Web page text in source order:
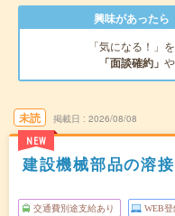
興味があったら
「気になる！」
「面談確約」 や
未読
NEW
掲載日 2026/08/08
建設機械部品の溶
交通費別途支給あり WEB登